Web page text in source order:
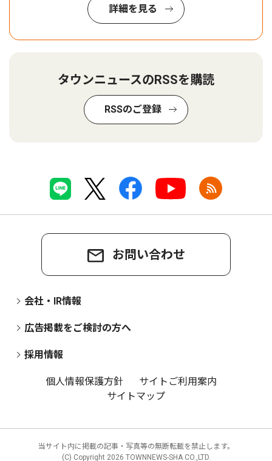
詳細を見る
タウンニュースのRSSを購読
RSSのご登録
お問い合わせ
会社・IR情報
広告掲載をご検討の方へ
採用情報
個人情報保護方針
サイトご利用案内
サイトマップ
当サイト内に掲載の記事・写真等の無断転載を禁止します。
(C) Copyright 2026 TOWNNEWS-SHA CO.,LTD.